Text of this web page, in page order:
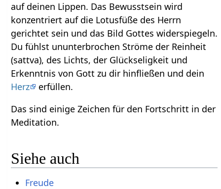
auf deinen Lippen. Das Bewusstsein wird
konzentriert auf die Lotusfüße des Herrn
gerichtet sein und das Bild Gottes widerspiegeln.
Du fühlst ununterbrochen Ströme der Reinheit
(sattva), des Lichts, der Glückseligkeit und
Erkenntnis von Gott zu dir hinfließen und dein
Herz
erfüllen.
Das sind einige Zeichen für den Fortschritt in der
Meditation.
Siehe auch
Freude